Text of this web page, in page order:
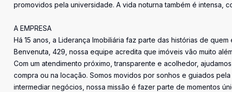
promovidos pela universidade. A vida noturna também é intensa,
A EMPRESA
Há 15 anos, a Liderança Imobiliária faz parte das histórias de
Benvenuta, 429, nossa equipe acredita que imóveis vão muito
Com um atendimento próximo, transparente e acolhedor,
compra ou na locação. Somos movidos por sonhos e guiados
intermediar negócios, nossa missão é fazer parte de momentos